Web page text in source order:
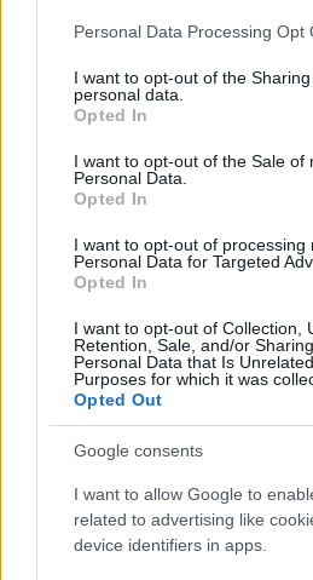
Please note that this website/app
not limited to your visit or usage
grant or deny consent to Google
use your data for below specified
consent section.
Personal Data Processing Opt
I want to opt-out of the
personal data.
Opted In
I want to opt-out of the Sale of
Personal Data.
Opted In
I want to opt-out of processing
Personal Data for Targeted
Opted In
I want to opt-out of Collection,
Retention, Sale, and/or
Personal Data that Is
Purposes for which it was
Opted Out
Google consents
I want to allow Google to
related to advertising like
device identifiers in apps.
összevetésben a fogyasztói árak,
már csökkent.
A BAROKK ÖSSZES